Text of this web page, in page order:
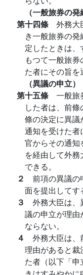
（一般旅券の
第十四條 外務大
き一般旅券の
定したときは
もつて一般旅
た者にその旨を
（異議の申立）
第十五條 一般旅
した者は、前
條の決定に異
通知を受けた
官からその通
を経由して外
できる。
２ 前項の異議の
面を提出してす
３ 外務大臣は、
議の申立が理
ならない。
４ 外務大臣は、
理由があると裁
た者（以下「